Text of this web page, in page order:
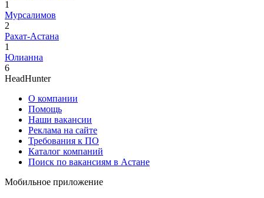
1
Мурсалимов
2
Рахат-Астана
1
Юлианна
6
HeadHunter
О компании
Помощь
Наши вакансии
Реклама на сайте
Требования к ПО
Каталог компаний
Поиск по вакансиям в Астане
Мобильное приложение